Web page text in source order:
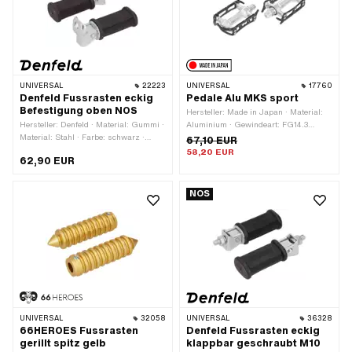
UNIVERSAL 22223
Denfeld Fussrasten eckig
Befestigung oben NOS
Hersteller: Denfeld · Material: Gummi ·
Material: Stahl · Farbe: schwarz ·
Höhe: 35 mm · Gesamtlänge: 130 mm ·
62,90 EUR
UNIVERSAL 17760
Pedale Alu MKS sport
Hersteller: Made in Japan · Material:
Aluminium · Gewindeart: FG14.3
(9/16" 20G) · Farbe: schwarz · Farbe:
silber · Antrieb: Aussenzweikant ·
67,10 EUR
58,20 EUR
UNIVERSAL 32058
66HEROES Fussrasten
gerillt spitz gelb
NOS
UNIVERSAL 36328
Denfeld Fussrasten eckig
klappbar geschraubt M10